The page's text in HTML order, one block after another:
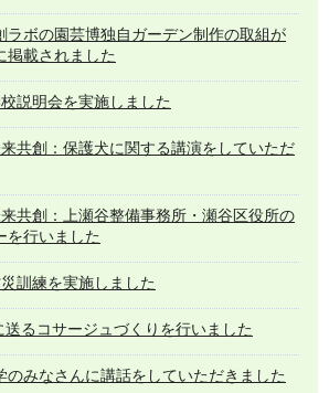
ラボの園芸博独自ガーデン制作の取組が
掲載されました
校説明会を実施しました
来共創：保護犬に関する講演をしていただ
来共創：上瀬谷整備事務所・瀬谷区役所の
を行いました
災訓練を実施しました
送るコサージュづくりを行いました
のみなさんに講話をしていただきました